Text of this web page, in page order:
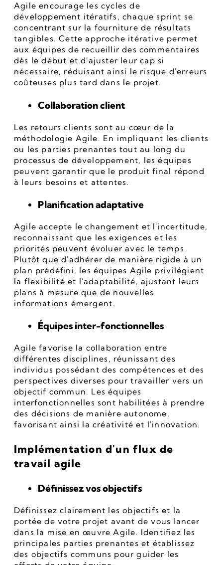
Agile encourage les cycles de
développement itératifs, chaque sprint se
concentrant sur la fourniture de résultats
tangibles. Cette approche itérative permet
aux équipes de recueillir des commentaires
dès le début et d'ajuster leur cap si
nécessaire, réduisant ainsi le risque d'erreurs
coûteuses plus tard dans le projet.
Collaboration client
Les retours clients sont au cœur de la
méthodologie Agile. En impliquant les clients
ou les parties prenantes tout au long du
processus de développement, les équipes
peuvent garantir que le produit final répond
à leurs besoins et attentes.
Planification adaptative
Agile accepte le changement et l'incertitude,
reconnaissant que les exigences et les
priorités peuvent évoluer avec le temps.
Plutôt que d'adhérer de manière rigide à un
plan prédéfini, les équipes Agile privilégient
la flexibilité et l'adaptabilité, ajustant leurs
plans à mesure que de nouvelles
informations émergent.
Équipes inter-fonctionnelles
Agile favorise la collaboration entre
différentes disciplines, réunissant des
individus possédant des compétences et des
perspectives diverses pour travailler vers un
objectif commun. Les équipes
interfonctionnelles sont habilitées à prendre
des décisions de manière autonome,
favorisant ainsi la créativité et l'innovation.
Implémentation d'un flux de
travail agile
Définissez vos objectifs
Définissez clairement les objectifs et la
portée de votre projet avant de vous lancer
dans la mise en œuvre Agile. Identifiez les
principales parties prenantes et établissez
des objectifs communs pour guider les